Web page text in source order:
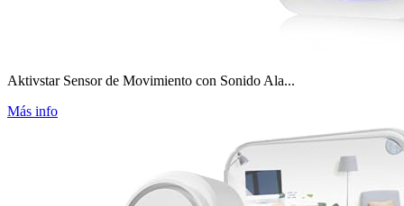
Aktivstar Sensor de Movimiento con Sonido Ala...
Más info